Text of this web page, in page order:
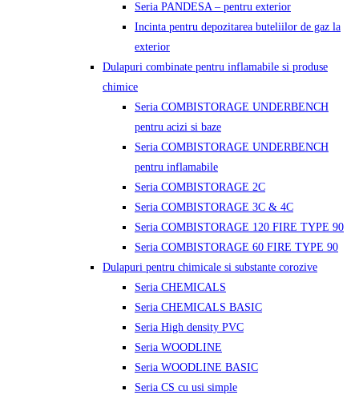
Seria PANDESA – pentru exterior
Incinta pentru depozitarea buteliilor de gaz la
exterior
Dulapuri combinate pentru inflamabile si produse
chimice
Seria COMBISTORAGE UNDERBENCH
pentru acizi si baze
Seria COMBISTORAGE UNDERBENCH
pentru inflamabile
Seria COMBISTORAGE 2C
Seria COMBISTORAGE 3C & 4C
Seria COMBISTORAGE 120 FIRE TYPE 90
Seria COMBISTORAGE 60 FIRE TYPE 90
Dulapuri pentru chimicale si substante corozive
Seria CHEMICALS
Seria CHEMICALS BASIC
Seria High density PVC
Seria WOODLINE
Seria WOODLINE BASIC
Seria CS cu usi simple